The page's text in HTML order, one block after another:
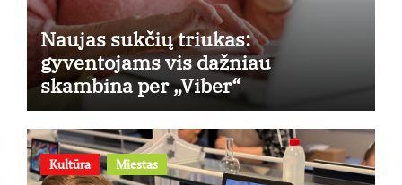
Naujas sukčių triukas:
gyventojams vis dažniau
skambina per „Viber“
Kultūra Miestas